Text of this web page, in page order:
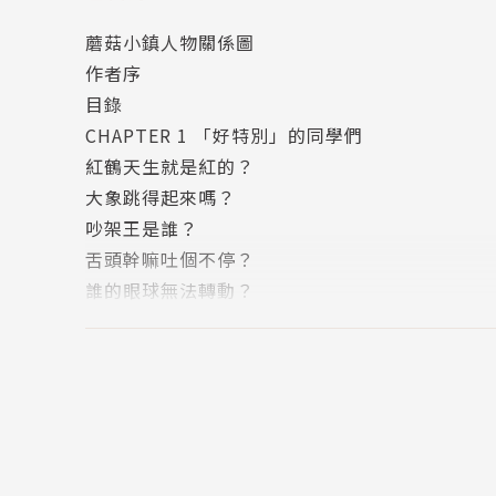
作者簡介 |
About
希望每天可以用10秒鐘學到「啊～原來如此」的新
Facebook：10秒鐘教室
Instagram：10secondsclass
蘑菇小鎮人物關係圖
作者序
目錄
CHAPTER 1 「好特別」的同學們
紅鶴天生就是紅的？
大象跳得起來嗎？
吵架王是誰？
舌頭幹嘛吐個不停？
誰的眼球無法轉動？